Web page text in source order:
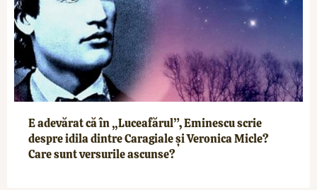
E adevărat că în „Luceafărul”, Eminescu scrie
despre idila dintre Caragiale și Veronica Micle?
Care sunt versurile ascunse?